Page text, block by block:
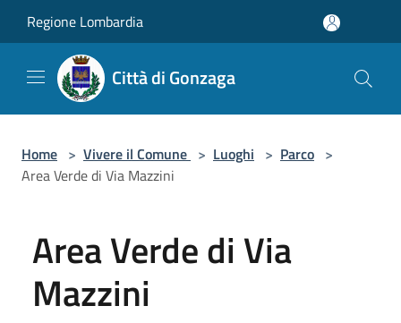
Regione Lombardia
Città di Gonzaga
Home > Vivere il Comune > Luoghi > Parco >
Area Verde di Via Mazzini
Area Verde di Via
Mazzini